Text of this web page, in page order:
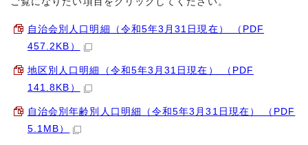
自治会別人口明細（令和5年3月31日現在） （PDF
457.2KB）
地区別人口明細（令和5年3月31日現在） （PDF
141.8KB）
自治会別年齢別人口明細（令和5年3月31日現在） （PDF
5.1MB）